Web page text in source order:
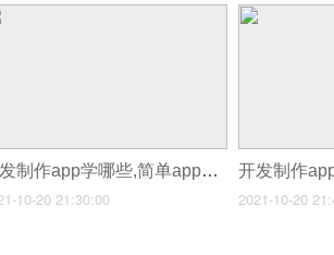
开发制作app学哪些,简单app怎么开发
10-20 21:30:00 2021-10-20